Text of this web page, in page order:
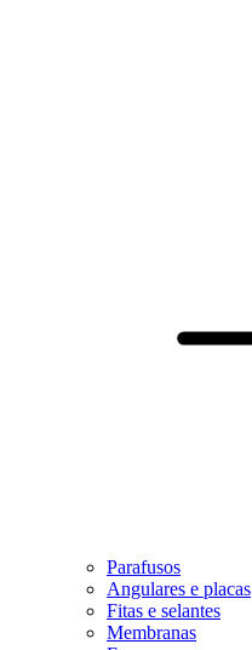
Parafusos
Angulares e placas
Fitas e selantes
Membranas